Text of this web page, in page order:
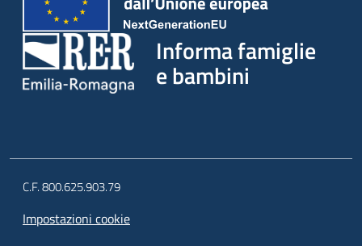
Informa famiglie
e bambini
C.F. 800.625.903.79
Impostazioni cookie